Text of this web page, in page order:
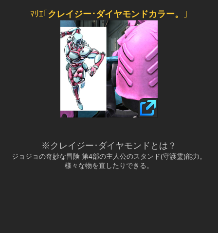
ﾏﾘｴ｢ クレイジー･ダイヤモンドカラー。 ｣
※クレイジー･ダイヤモンドとは？
ジョジョの奇妙な冒険 第4部の主人公のスタンド(守護霊)能力。
様々な物を直したりできる。